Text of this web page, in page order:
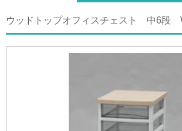
ウッドトップオフィスチェスト 中6段